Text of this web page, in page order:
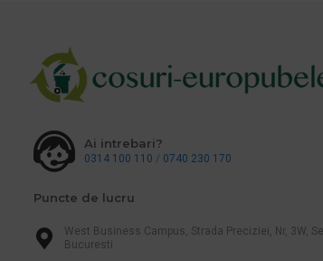
Ai intrebari?
0314 100 110 / 0740 230 170
Puncte de lucru
West Business Campus, Strada Preciziei, Nr, 3W,
Bucuresti